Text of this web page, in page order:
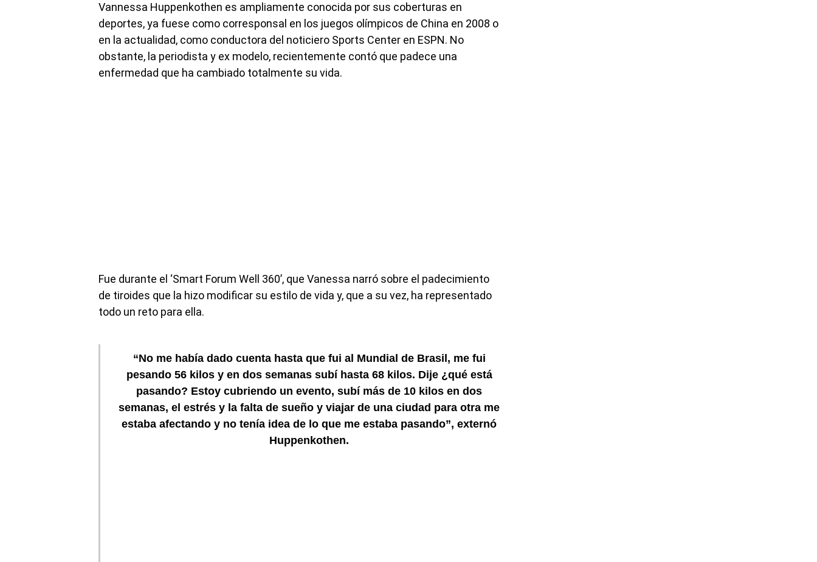
Vannessa Huppenkothen es ampliamente conocida por sus coberturas en
deportes, ya fuese como corresponsal en los juegos olímpicos de China en 2008 o
en la actualidad, como conductora del noticiero Sports Center en ESPN. No
obstante, la periodista y ex modelo, recientemente contó que padece una
enfermedad que ha cambiado totalmente su vida.
Fue durante el ‘Smart Forum Well 360’, que Vanessa narró sobre el padecimiento
de tiroides que la hizo modificar su estilo de vida y, que a su vez, ha representado
todo un reto para ella.
“No me había dado cuenta hasta que fui al Mundial de Brasil, me fui
pesando 56 kilos y en dos semanas subí hasta 68 kilos. Dije ¿qué está
pasando? Estoy cubriendo un evento, subí más de 10 kilos en dos
semanas, el estrés y la falta de sueño y viajar de una ciudad para otra me
estaba afectando y no tenía idea de lo que me estaba pasando”, externó
Huppenkothen.